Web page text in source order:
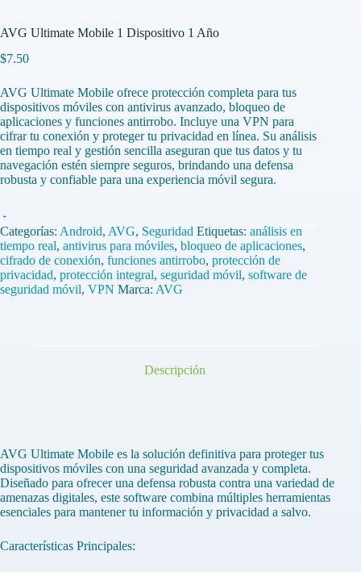
AVG Ultimate Mobile 1 Dispositivo 1 Año
$7.50
AVG Ultimate Mobile ofrece protección completa para tus
dispositivos móviles con antivirus avanzado, bloqueo de
aplicaciones y funciones antirrobo. Incluye una VPN para
cifrar tu conexión y proteger tu privacidad en línea. Su análisis
en tiempo real y gestión sencilla aseguran que tus datos y tu
navegación estén siempre seguros, brindando una defensa
robusta y confiable para una experiencia móvil segura.
AVG
Ultimate
Mobile
1
Dispositivo
1
Año
Categorías: Android, AVG, Seguridad Etiquetas: análisis en
tiempo real, antivirus para móviles, bloqueo de aplicaciones,
cifrado de conexión, funciones antirrobo, protección de
privacidad, protección integral, seguridad móvil, software de
seguridad móvil, VPN Marca: AVG
Descripción
AVG Ultimate Mobile es la solución definitiva para proteger tus
dispositivos móviles con una seguridad avanzada y completa.
Diseñado para ofrecer una defensa robusta contra una variedad de
amenazas digitales, este software combina múltiples herramientas
esenciales para mantener tu información y privacidad a salvo.
Características Principales: